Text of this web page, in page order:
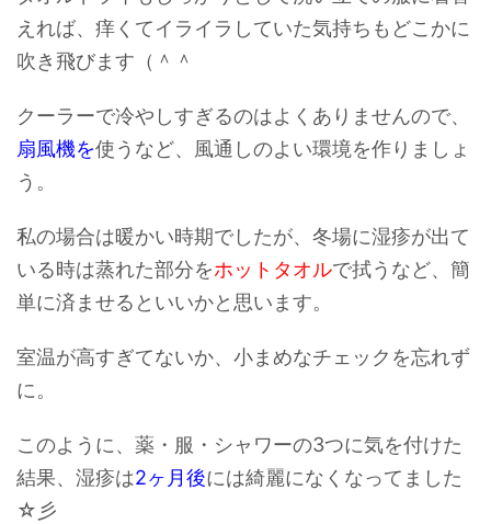
えれば、痒くてイ ライラしていた気持ち もどこかに
吹き飛びます（＾＾
クーラーで冷やしすぎるのはよくありませんので、
扇風機を使うなど、風通しのよい環境を作りましょ
う。
私の場合は暖かい時期でしたが、冬場に湿疹が出て
いる時は蒸れた部分をホットタオルで拭うなど、簡
単に済ませるといいかと思います。
室温が高すぎてないか、小まめなチェックを忘れず
に。
このように、薬・服・シャワーの3つに気を付けた
結果、湿疹は2ヶ月後には綺麗になくなってました
☆彡